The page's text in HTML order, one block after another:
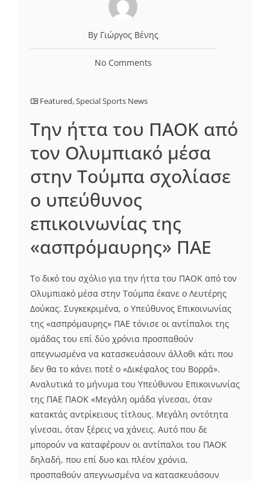
By Γιώργος Βένης
No Comments
Featured,Special Sports News
Την ήττα του ΠΑΟΚ από
τον Ολυμπιακό μέσα
στην Τούμπα σχολίασε
ο υπεύθυνος
επικοινωνίας της
«ασπρόμαυρης» ΠΑΕ
Το δικό του σχόλιο για την ήττα του ΠΑΟΚ από τον
Ολυμπιακό μέσα στην Τούμπα έκανε ο Λευτέρης
Δούκας. Συγκεκριμένα, ο Υπεύθυνος Επικοινωνίας
της «ασπρόμαυρης» ΠΑΕ τόνισε οι αντίπαλοι της
ομάδας του επί δύο χρόνια προσπαθούν
απεγνωσμένα να κατασκευάσουν άλλοθι κάτι που
δεν θα το κάνει ποτέ ο «Δικέφαλος του Βορρά».
Αναλυτικά το μήνυμα του Υπεύθυνου Επικοινωνίας
της ΠΑΕ ΠΑΟΚ «Μεγάλη ομάδα γίνεσαι, όταν
κατακτάς αντρίκειους τίτλους. Μεγάλη οντότητα
γίνεσαι, όταν ξέρεις να χάνεις. Αυτό που δε
μπορούν να καταφέρουν οι αντίπαλοι του ΠΑΟΚ
δηλαδή, που επί δυο και πλέον χρόνια,
προσπαθούν απεγνωσμένα να κατασκευάσουν